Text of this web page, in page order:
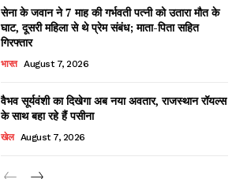
सेना के जवान ने 7 माह की गर्भवती पत्नी को उतारा मौत के
घाट, दूसरी महिला से थे प्रेम संबंध; माता-पिता सहित
गिरफ्तार
भारत August 7, 2026
वैभव सूर्यवंशी का दिखेगा अब नया अवतार, राजस्थान रॉयल्स
के साथ बहा रहे हैं पसीना
खेल August 7, 2026